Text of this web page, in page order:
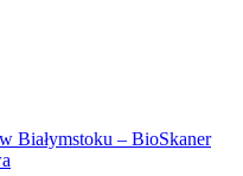
Białymstoku – BioSkaner